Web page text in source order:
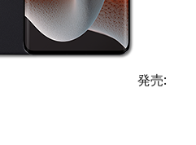
発売: